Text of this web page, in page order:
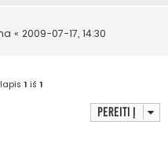
« 2009-07-17, 14:30
1 iš 1
Pereiti į